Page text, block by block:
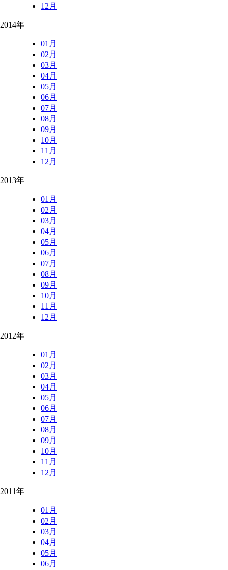
12月
2014年
01月
02月
03月
04月
05月
06月
07月
08月
09月
10月
11月
12月
2013年
01月
02月
03月
04月
05月
06月
07月
08月
09月
10月
11月
12月
2012年
01月
02月
03月
04月
05月
06月
07月
08月
09月
10月
11月
12月
2011年
01月
02月
03月
04月
05月
06月